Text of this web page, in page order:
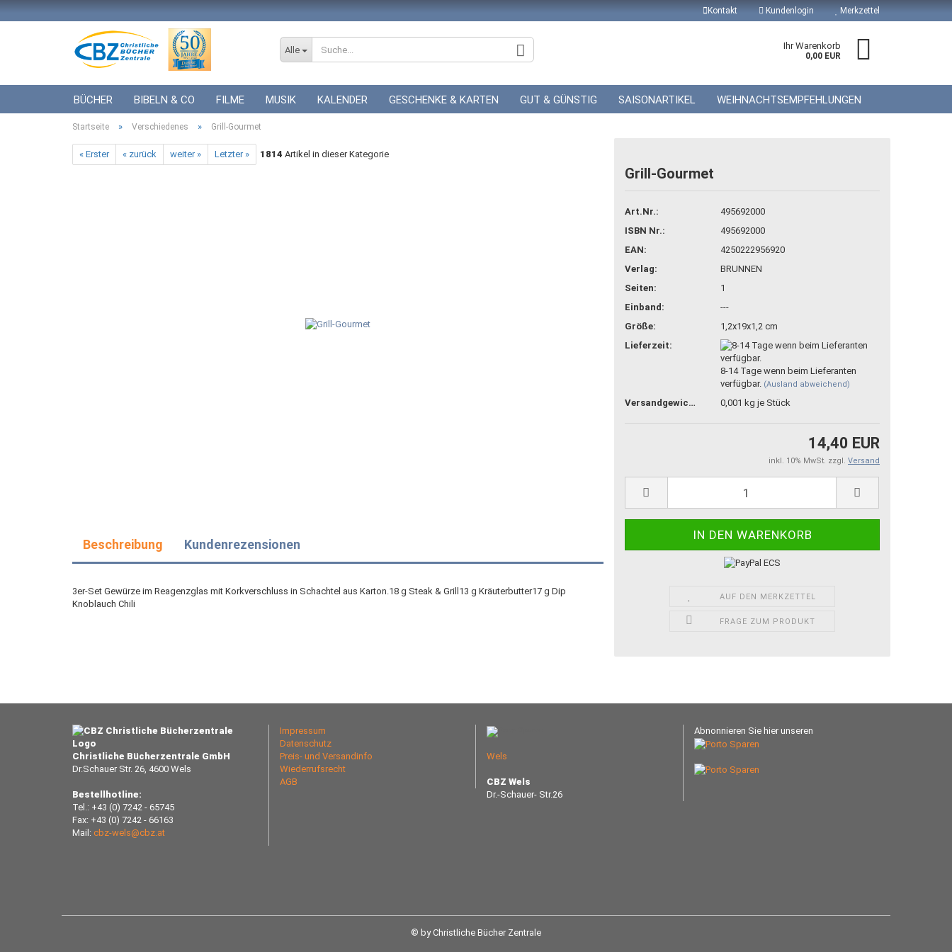
Kontakt Kundenlogin
Konto erstellen
Passwort vergessen?
Merkzettel
Alle Ihr Warenkorb
0,00 EUR
BÜCHER BIBELN & CO FILME MUSIK KALENDER GESCHENKE & KARTEN GUT & GÜNSTIG SAISONARTIKEL WEIHNACHTSEMPFEHLUNGEN
ICF BÜCHER VERSCHIEDENES GESCHENKE ZUR HOCHZEIT
Startseite » Verschiedenes » Grill-Gourmet
« Erster « zurück weiter » Letzter » 1814 Artikel in dieser Kategorie
Grill-Gourmet
Art.Nr.:
495692000
ISBN Nr.:
495692000
EAN:
4250222956920
Verlag:
BRUNNEN
Seiten:
1
Einband:
---
Größe:
1,2x19x1,2 cm
Lieferzeit:
8-14 Tage wenn beim Lieferanten
verfügbar. (Ausland abweichend)
Versandgewicht: 0,001 kg je Stück
14,40 EUR
inkl. 10% MwSt. zzgl. Versand
AUF DEN MERKZETTEL
FRAGE ZUM PRODUKT
Beschreibung Kundenrezensionen
3er-Set Gewürze im Reagenzglas mit Korkverschluss in Schachtel aus Karton.18 g Steak & Grill13 g Kräuterbutter17 g Dip
Knoblauch Chili
Christliche Bücherzentrale GmbH
Dr.Schauer Str. 26, 4600 Wels
Bestellhotline:
Tel.: +43 (0) 7242 - 65745
Fax: +43 (0) 7242 - 66163
Mail: cbz-wels@cbz.at
Impressum
Datenschutz
Preis- und Versandinfo
Wiederrufsrecht
AGB
Wels
CBZ Wels
Dr.-Schauer- Str.26
Abnonnieren Sie hier unseren
© by Christliche Bücher Zentrale